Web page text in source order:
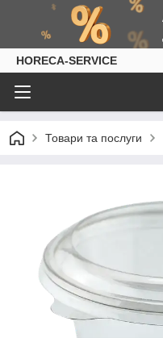
HORECA-SERVICE
Товари та послуги